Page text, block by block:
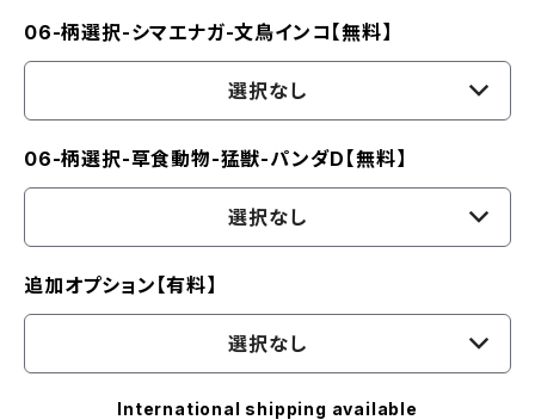
06-柄選択-シマエナガ-文鳥インコ【無料】
選択なし
06-柄選択-草食動物-猛獣-パンダD【無料】
選択なし
追加オプション【有料】
選択なし
International shipping available